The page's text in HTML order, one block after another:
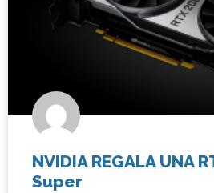
NVIDIA REGALA UNA
Super